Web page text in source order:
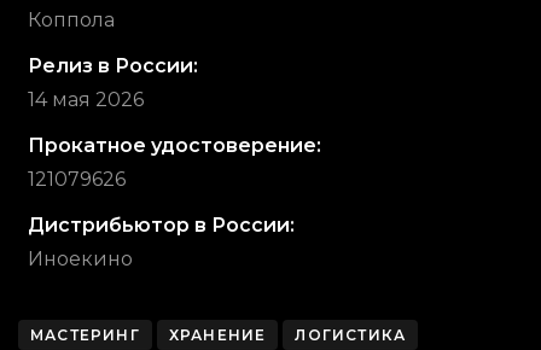
Коппола
Релиз в России:
14 мая 2026
Прокатное удостоверение:
121079626
Дистрибьютор в России:
Иноекино
МАСТЕРИНГ ХРАНЕНИЕ ЛОГИСТИКА